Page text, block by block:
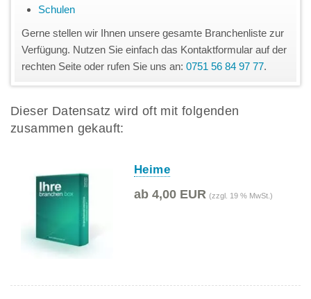
Schulen
Gerne stellen wir Ihnen unsere gesamte Branchenliste zur
Verfügung. Nutzen Sie einfach das Kontaktformular auf der
rechten Seite oder rufen Sie uns an: 0751 56 84 97 77.
Dieser Datensatz wird oft mit folgenden
zusammen gekauft:
Heime
ab 4,00 EUR (zzgl. 19 % MwSt.)